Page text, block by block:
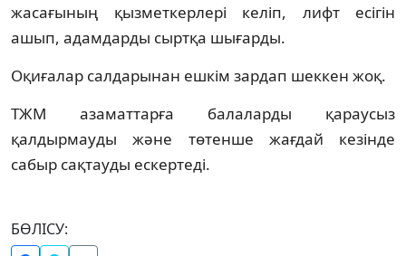
жасағының қызметкерлері келіп, лифт есігін
ашып, адамдарды сыртқа шығарды.
Оқиғалар салдарынан ешкім зардап шеккен жоқ.
ТЖМ азаматтарға балаларды қараусыз
қалдырмауды және төтенше жағдай кезінде
сабыр сақтауды ескертеді.
БӨЛІСУ: